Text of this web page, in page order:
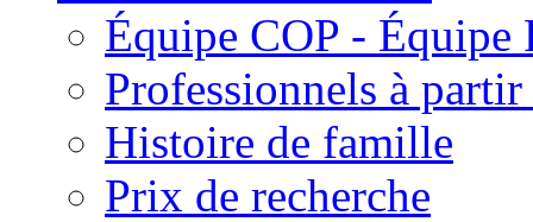
Équipe COP - Équipe
Professionnels à
Histoire de famille
Prix de recherche